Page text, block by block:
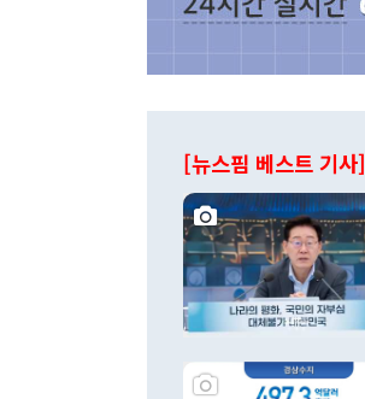
[뉴스핌 베스트 기사]